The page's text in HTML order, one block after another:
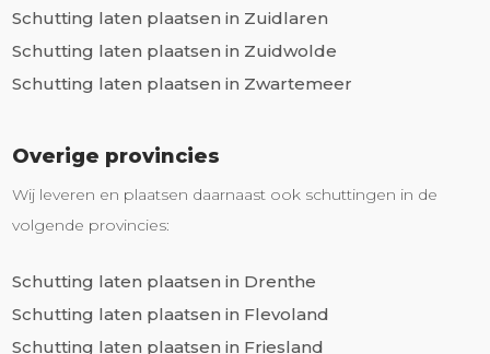
Schutting laten plaatsen in Zuidlaren
Schutting laten plaatsen in Zuidwolde
Schutting laten plaatsen in Zwartemeer
Overige provincies
Wij leveren en plaatsen daarnaast ook schuttingen in de
volgende provincies:
Schutting laten plaatsen in Drenthe
Schutting laten plaatsen in Flevoland
Schutting laten plaatsen in Friesland